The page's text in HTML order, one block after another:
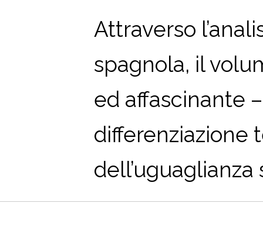
Attraverso
spagnola, il
ed affascinante
differenziazione
dell’uguaglianza